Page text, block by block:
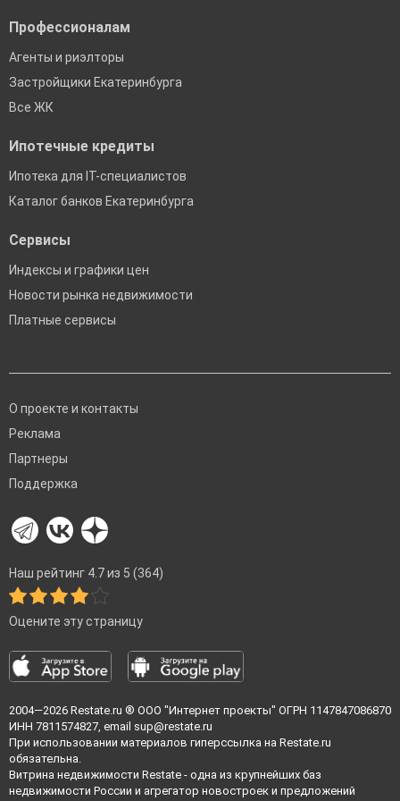
Профессионалам
Агенты и риэлторы
Застройщики Екатеринбурга
Все ЖК
Ипотечные кредиты
Ипотека для IT-специалистов
Каталог банков Екатеринбурга
Сервисы
Индексы и графики цен
Новости рынка недвижимости
Платные сервисы
О проекте и контакты
Реклама
Партнеры
Поддержка
Наш рейтинг 4.7 из 5 (364)
Оцените эту страницу
2004—2026 Restate.ru ® ООО "Интернет проекты" ОГРН 1147847086870
ИНН 7811574827, email sup@restate.ru
При использовании материалов гиперссылка на Restate.ru
обязательна.
Витрина недвижимости Restate - одна из крупнейших баз
недвижимости России и агрегатор новостроек и предложений